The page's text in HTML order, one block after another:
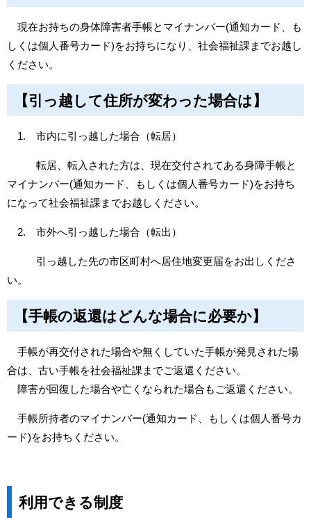
現在お持ちの身体障害者手帳とマイナンバー(通知カード、も
しくは個人番号カード)をお持ちになり、社会福祉課までお越し
ください。
【引っ越して住所が変わった場合は】
1. 市内に引っ越した場合（転居）
転居、転入された方は、現在交付されてある身障手帳と
マイナンバー(通知カード、もしくは個人番号カード)をお持ち
になって社会福祉課までお越しください。
2. 市外へ引っ越した場合（転出）
引っ越した先の市区町村へ居住地変更届をお出しくださ
い。
【手帳の返還はどんな場合に必要か】
手帳が再交付された場合や無くしていた手帳が発見された場
合は、古い手帳を社会福祉課までご返還ください。
障害が回復した場合や亡くなられた場合もご返還ください。
手帳所持者のマイナンバー(通知カード、もしくは個人番号カ
ード)をお持ちください。
利用できる制度